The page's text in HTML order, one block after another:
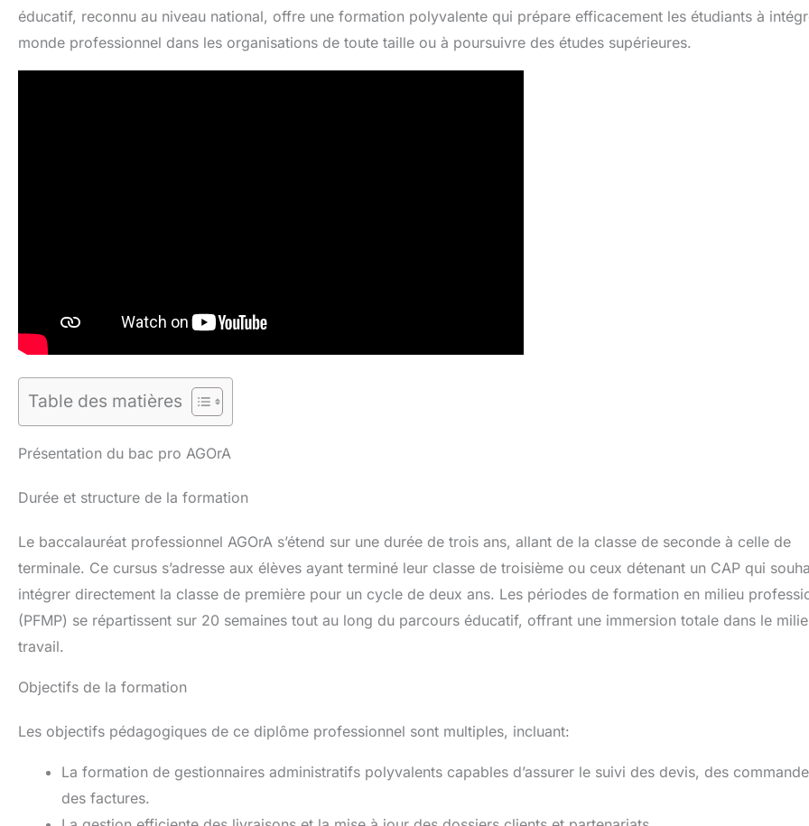
éducatif, reconnu au niveau national, offre une formation polyvalente qui prépare efficacement les étudiants à
monde professionnel dans les organisations de toute taille ou à poursuivre des études supérieures.
Table des matières
Présentation du bac pro AGOrA
Durée et structure de la formation
Le baccalauréat professionnel AGOrA s’étend sur une durée de trois ans, allant de la classe de seconde à celle de
terminale. Ce cursus s’adresse aux élèves ayant terminé leur classe de troisième ou ceux détenant un CAP qui
intégrer directement la classe de première pour un cycle de deux ans. Les périodes de formation en milieu
(PFMP) se répartissent sur 20 semaines tout au long du parcours éducatif, offrant une immersion totale dans le
travail.
Objectifs de la formation
Les objectifs pédagogiques de ce diplôme professionnel sont multiples, incluant:
La formation de gestionnaires administratifs polyvalents capables d’assurer le suivi des devis, des
des factures.